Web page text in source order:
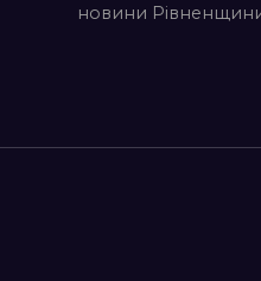
новини